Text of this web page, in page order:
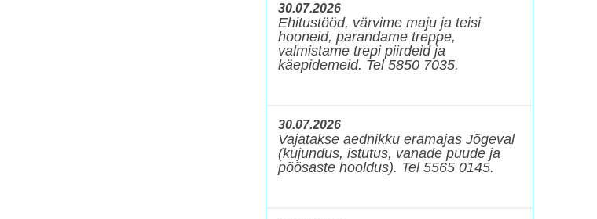
30.07.2026
Ehitustööd, värvime maju ja teisi
hooneid, parandame treppe,
valmistame trepi piirdeid ja
käepidemeid. Tel 5850 7035.
30.07.2026
Vajatakse aednikku eramajas Jõgeval
(kujundus, istutus, vanade puude ja
põõsaste hooldus). Tel 5565 0145.